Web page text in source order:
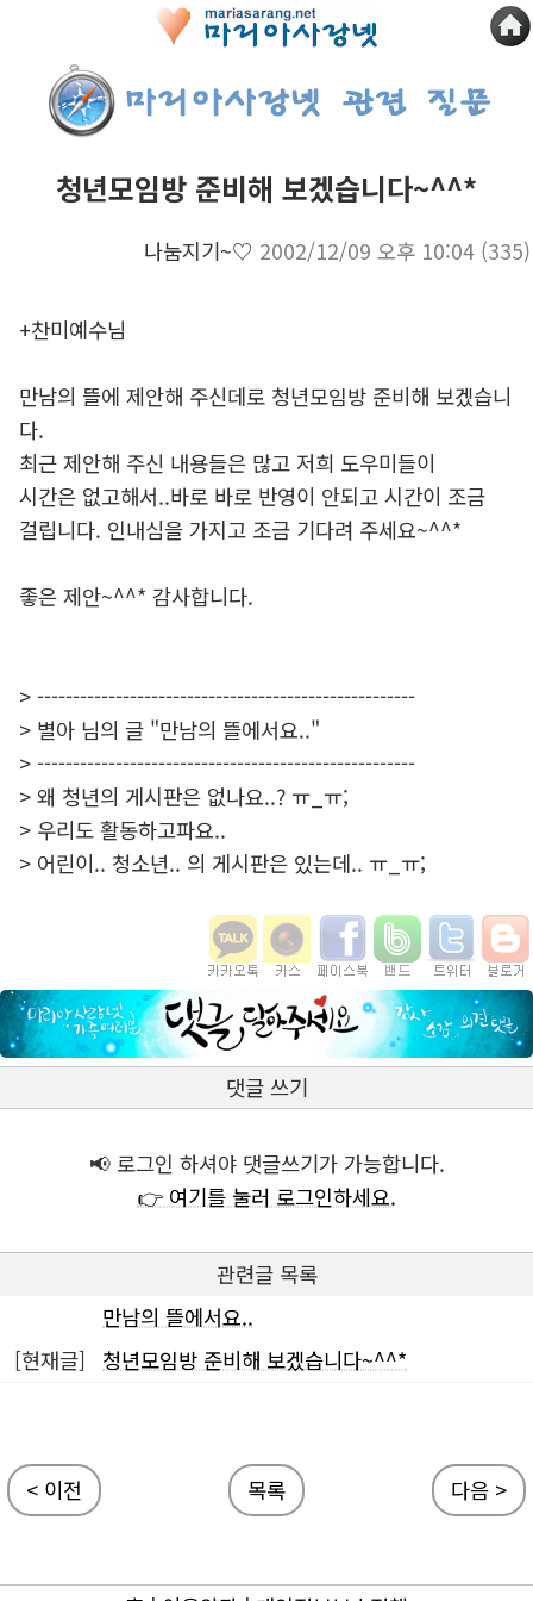
청년모임방 준비해 보겠습니다~^^*
나눔지기~♡ 2002/12/09 오후 10:04 (335)
+찬미예수님
만남의 뜰에 제안해 주신데로 청년모임방 준비해 보겠습니
다.
최근 제안해 주신 내용들은 많고 저희 도우미들이
시간은 없고해서..바로 바로 반영이 안되고 시간이 조금
걸립니다. 인내심을 가지고 조금 기다려 주세요~^^*
좋은 제안~^^* 감사합니다.
> -----------------------------------------------------
> 별아 님의 글 "만남의 뜰에서요.."
> -----------------------------------------------------
> 왜 청년의 게시판은 없나요..? ㅠ_ㅠ;
> 우리도 활동하고파요..
> 어린이.. 청소년.. 의 게시판은 있는데.. ㅠ_ㅠ;
댓글 쓰기
📢 로그인 하셔야 댓글쓰기가 가능합니다.
👉 여기를 눌러 로그인하세요.
관련글 목록
만남의 뜰에서요..
[현재글]
청년모임방 준비해 보겠습니다~^^*
< 이전 목록 다음 >